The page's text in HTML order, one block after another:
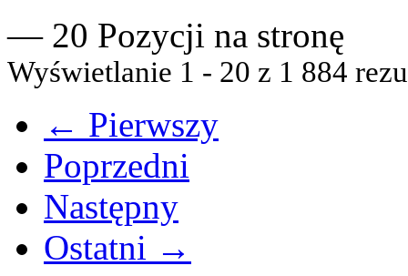
— 20 Pozycji na stronę
Wyświetlanie 1 - 20 z 1 884
← Pierwszy
Poprzedni
Następny
Ostatni →